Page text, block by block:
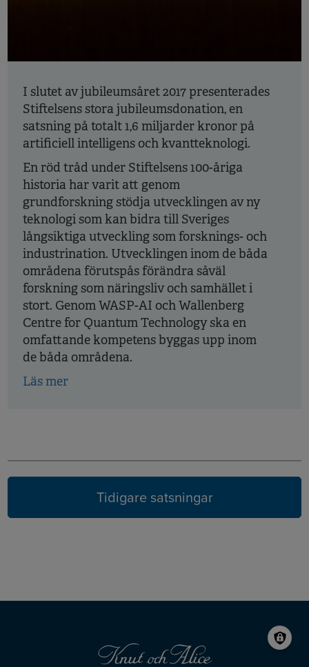
I slutet av jubileumsåret 2017 presenterades
Stiftelsens stora jubileumsdonation, en
satsning på totalt 1,6 miljarder kronor på
artificiell intelligens och kvantteknologi.
En röd tråd under Stiftelsens 100-åriga
historia har varit att genom
grundforskning stödja utvecklingen av ny
teknologi som kan bidra till Sveriges
långsiktiga utveckling som forsknings- och
industrination. Utvecklingen inom de båda
områdena förutspås förändra såväl
forskning som näringsliv och samhället i
stort. Genom WASP-AI och Wallenberg
Centre for Quantum Technology ska en
omfattande kompetens byggas upp inom
de båda områdena.
Läs mer
Tidigare
år
Tidigare satsningar